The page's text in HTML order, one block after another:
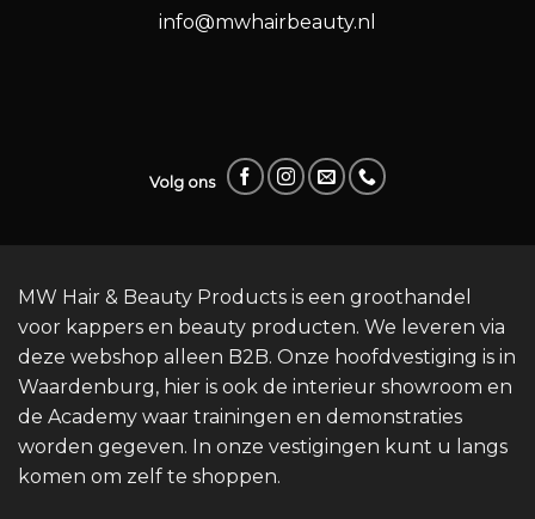
info@mwhairbeauty.nl
Volg ons
MW Hair & Beauty Products is een groothandel
voor kappers en beauty producten. We leveren via
deze webshop alleen B2B. Onze hoofdvestiging is in
Waardenburg, hier is ook de interieur showroom en
de Academy waar trainingen en demonstraties
worden gegeven. In onze vestigingen kunt u langs
komen om zelf te shoppen.